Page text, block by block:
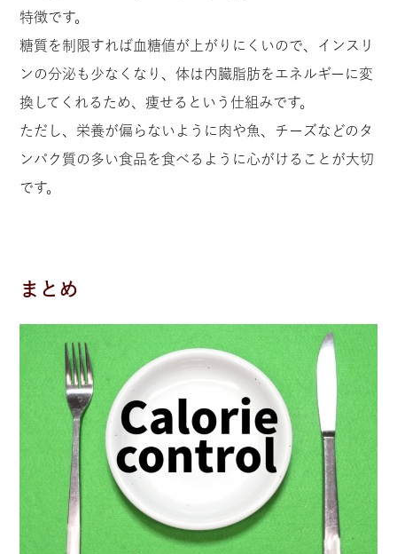
特徴です。
糖質を制限すれば血糖値が上がりにくいので、インスリ
ンの分泌も少なくなり、体は内臓脂肪をエネルギーに変
換してくれるため、痩せるという仕組みです。
ただし、栄養が偏らないように肉や魚、チーズなどのタ
ンパク質の多い食品を食べるように心がけることが大切
です。
まとめ